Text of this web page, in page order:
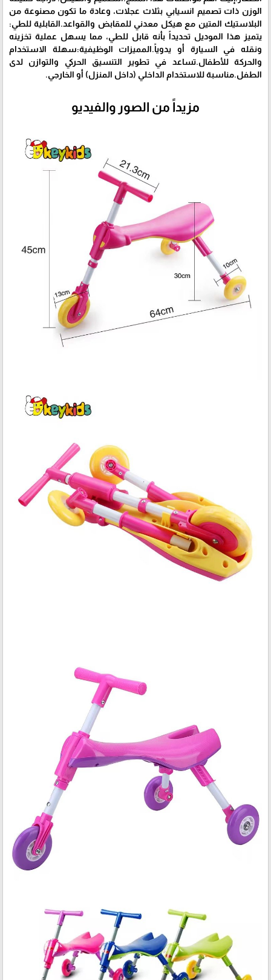
الوزن ذات تصميم انسيابي بثلاث عجلات، وعادة ما تكون مصنوعة من
البلاستيك المتين مع هيكل معدني للمقابض والقواعد.القابلية للطي:
يتميز هذا الموديل تحديداً بأنه قابل للطي، مما يسهل عملية تخزينه
ونقله في السيارة أو يدوياً.المميزات الوظيفية:سهلة الاستخدام
والحركة للأطفال.تساعد في تطوير التنسيق الحركي والتوازن لدى
الطفل.مناسبة للاستخدام الداخلي (داخل المنزل) أو الخارجي.
مزيداً من الصور والفيديو